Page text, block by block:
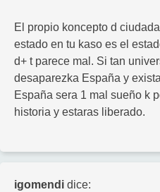
El propio koncepto d
estado en tu kaso es el
d+ t parece mal. Si tan
desaparezka España y
España sera 1 mal sueño k
historia y estaras liberado.
igomendi dice: